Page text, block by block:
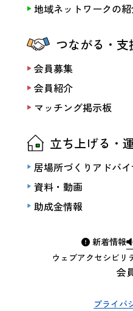
新着情報
会
ウェブアクセシビリ
地域ネットワークの
つながる・支
会員募集
会員紹介
マッチング掲示板
立ち上げる・
居場所づくりアドバ
資料・動画
助成金情報
プライバ